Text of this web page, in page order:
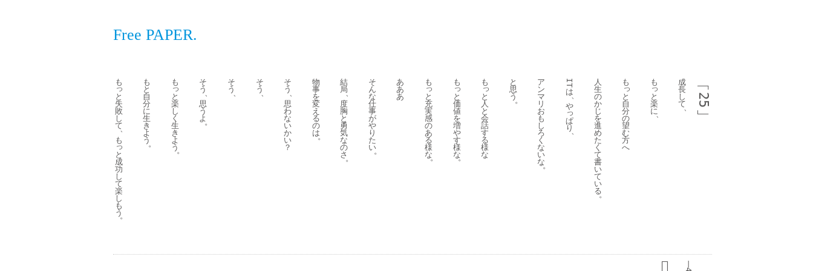
Free PAPER.
﹁
25
﹂
成
長
し
て、
も
っ
と
楽
に、
も
っ
と
自
分
の
望
む
方
へ
人
生
の
か
じ
を
進
め
た
く
て
書
い
て
い
る。
IT
は、
や
っ
ぱ
り、
ア
ン
マ
リ
お
も
し
ろ
く
な
い
な。
と
思
う。
も
っ
と
人
と
会
話
す
る
様
な
も
っ
と
価
値
を
増
や
す
様
な。
も
っ
と
充
実
感
の
あ
る
様
な。
あ
あ
あ
そ
ん
な
仕
事
が
や
り
た
い。
結
局、
度
胸
と
勇
気
な
の
さ。
物
事
を
変
え
る
の
は。
そ
う、
思
わ
な
い
か
い
？
そ
う、
そ
う、
そ
う、
思
う
よ。
も
っ
と
楽
し
く
生
き
よ
う。
も
と
自
分
に
生
き
よ
う。
も
っ
と
失
敗
し
て、
も
っ
と
成
功
し
て
楽
し
も
う。